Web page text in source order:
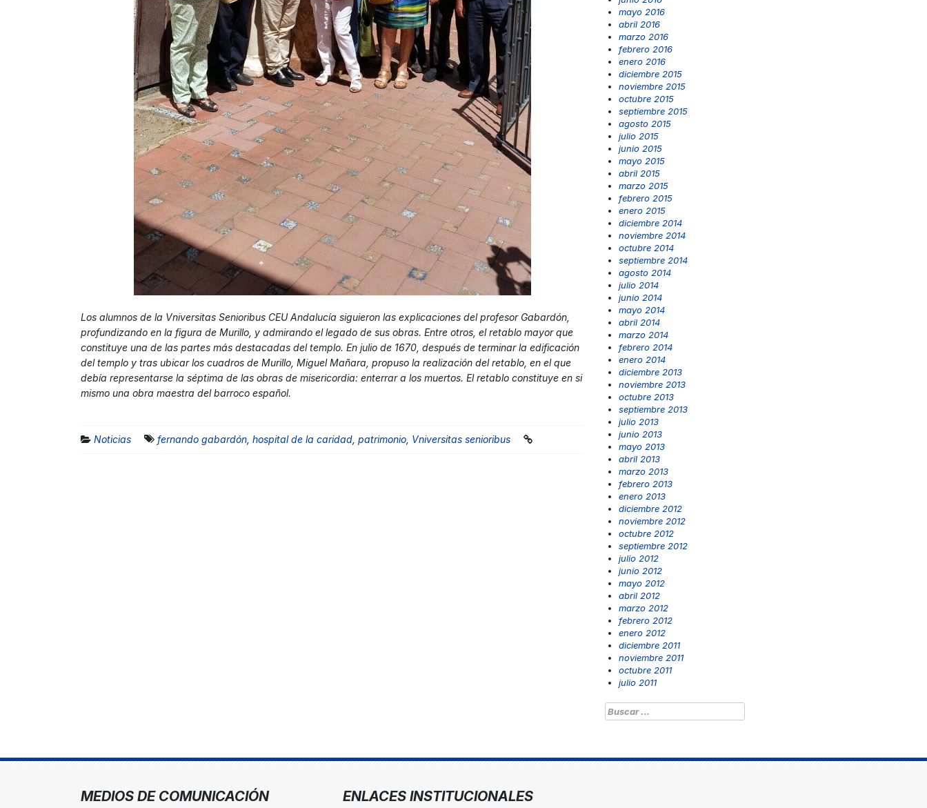
Los alumnos de la Vniversitas Senioribus CEU Andalucía siguieron las explicaciones del profesor Gabardón,
profundizando en la figura de Murillo, y admirando el legado de sus obras. Entre otros, el retablo mayor que
constituye una de las partes más destacadas del templo. En julio de 1670, después de terminar la edificación
del templo y tras ubicar los cuadros de Murillo, Miguel Mañara, propuso la realización del retablo, en el que
debía representarse la séptima de las obras de misericordia: enterrar a los muertos. El retablo constituye en si
mismo una obra maestra del barroco español.
Noticias fernando gabardón hospital de la caridad patrimonio Vniversitas senioribus
mayo 2016
abril 2016
marzo 2016
febrero 2016
enero 2016
diciembre 2015
noviembre 2015
octubre 2015
septiembre 2015
agosto 2015
julio 2015
junio 2015
mayo 2015
abril 2015
marzo 2015
febrero 2015
enero 2015
diciembre 2014
noviembre 2014
octubre 2014
septiembre 2014
agosto 2014
julio 2014
junio 2014
mayo 2014
abril 2014
marzo 2014
febrero 2014
enero 2014
diciembre 2013
noviembre 2013
octubre 2013
septiembre 2013
julio 2013
junio 2013
mayo 2013
abril 2013
marzo 2013
febrero 2013
enero 2013
diciembre 2012
noviembre 2012
octubre 2012
septiembre 2012
julio 2012
junio 2012
mayo 2012
abril 2012
marzo 2012
febrero 2012
enero 2012
diciembre 2011
noviembre 2011
octubre 2011
julio 2011
Buscar:
MEDIOS DE COMUNICACIÓN ENLACES INSTITUCIONALES